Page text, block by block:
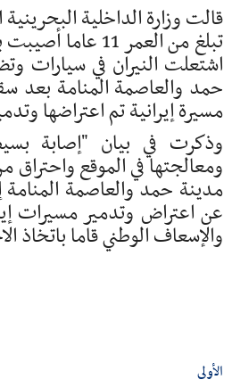
قالت وزارة الداخلية
‌تبلغ من العمر 11
اشتعلت النيران ​في سيارات
حمد والعاصمة ​المنامة بعد
مسيرة إيرانية تم اعتراضها
ومعالجتها في الموقع
مدينة حمد والعاصمة
عن اعتراض ​وتدمير مسيرات
والإسعاف الوطني قاما باتخاذ
الأولى